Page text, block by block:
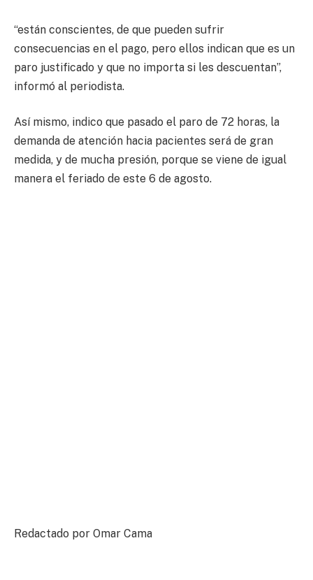
“están conscientes, de que pueden sufrir
consecuencias en el pago, pero ellos indican que es un
paro justificado y que no importa si les descuentan”,
informó al periodista.
Así mismo, indico que pasado el paro de 72 horas, la
demanda de atención hacia pacientes será de gran
medida, y de mucha presión, porque se viene de igual
manera el feriado de este 6 de agosto.
Redactado por Omar Cama